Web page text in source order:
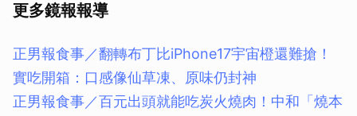
更多鏡報報導
正男報食事／翻轉布丁比iPhone17宇宙橙還難搶！
實吃開箱：口感像仙草凍、原味仍封神
正男報食事／百元出頭就能吃炭火燒肉！中和「燒本